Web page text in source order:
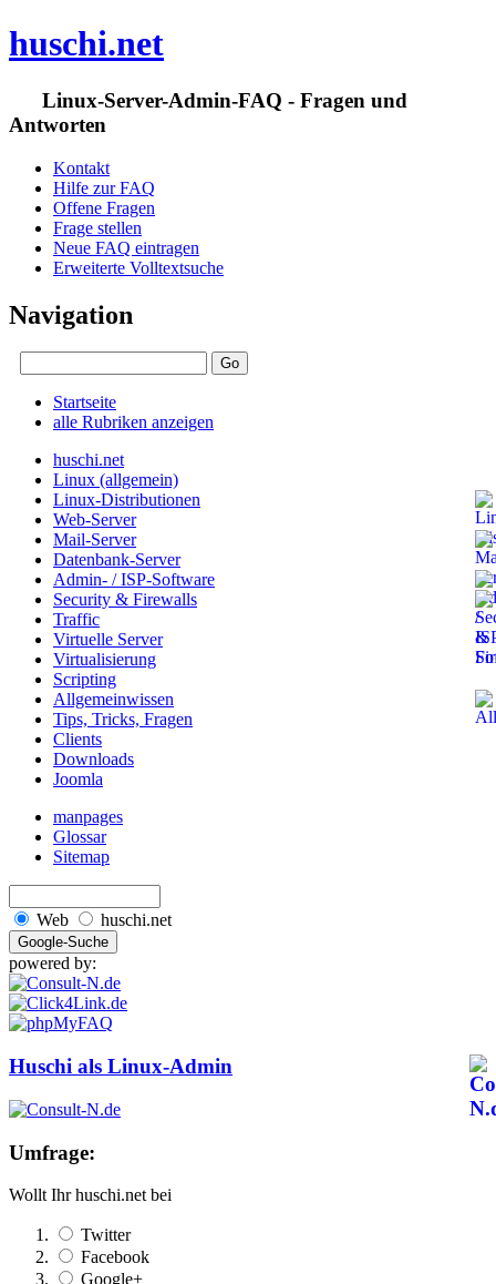
huschi.net
Linux-Server-Admin-FAQ - Fragen und
Antworten
Kontakt
Hilfe zur FAQ
Offene Fragen
Frage stellen
Neue FAQ eintragen
Erweiterte Volltextsuche
Navigation
Startseite
alle Rubriken anzeigen
huschi.net
Linux (allgemein)
Linux-Distributionen
Web-Server
Mail-Server
Datenbank-Server
Admin- / ISP-Software
Security & Firewalls
Traffic
Virtuelle Server
Virtualisierung
Scripting
Allgemeinwissen
Tips, Tricks, Fragen
Clients
Downloads
Joomla
manpages
Glossar
Sitemap
Web huschi.net
powered by:
Huschi als Linux-Admin
Umfrage:
Wollt Ihr huschi.net bei
Twitter
Facebook
Google+